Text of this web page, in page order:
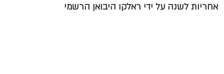
אחריות לשנה על ידי ראלקו היבואן הרשמי